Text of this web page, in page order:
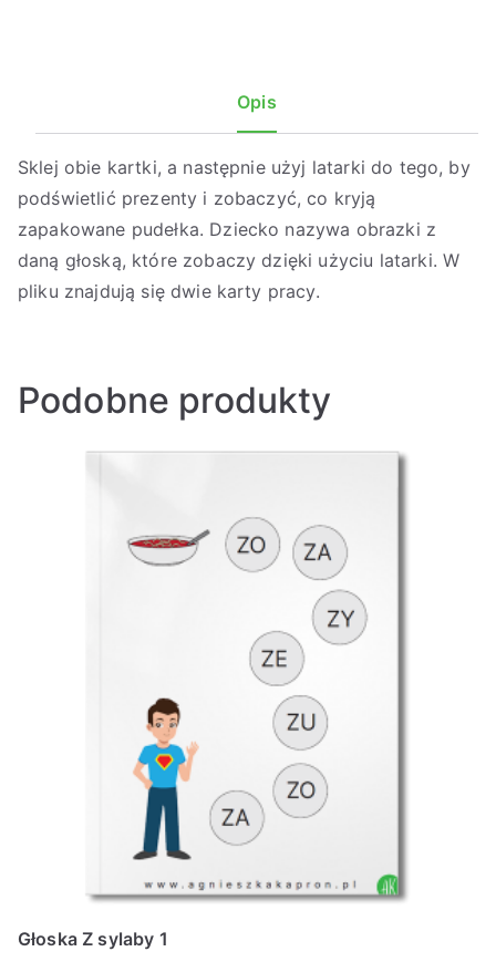
Opis
Sklej obie kartki, a następnie użyj latarki do tego, by
podświetlić prezenty i zobaczyć, co kryją
zapakowane pudełka. Dziecko nazywa obrazki z
daną głoską, które zobaczy dzięki użyciu latarki. W
pliku znajdują się dwie karty pracy.
Podobne produkty
Głoska Z sylaby 1